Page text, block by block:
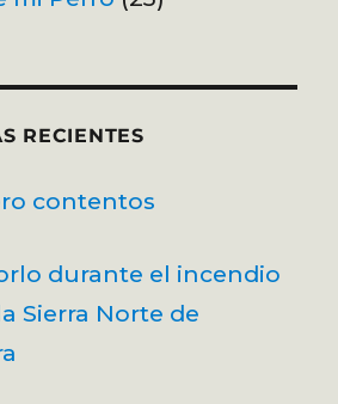
RECIENTES
contentos
durante el incendio
Sierra Norte de